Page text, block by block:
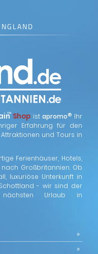
™ Shop istapromo® Ihr
Erfahrung für den
und Tours in
Ferienhäuser, Hotels,
Großbritannien. Ob
luxuriöse Unterkunft in
- wir sind der
Urlaub in